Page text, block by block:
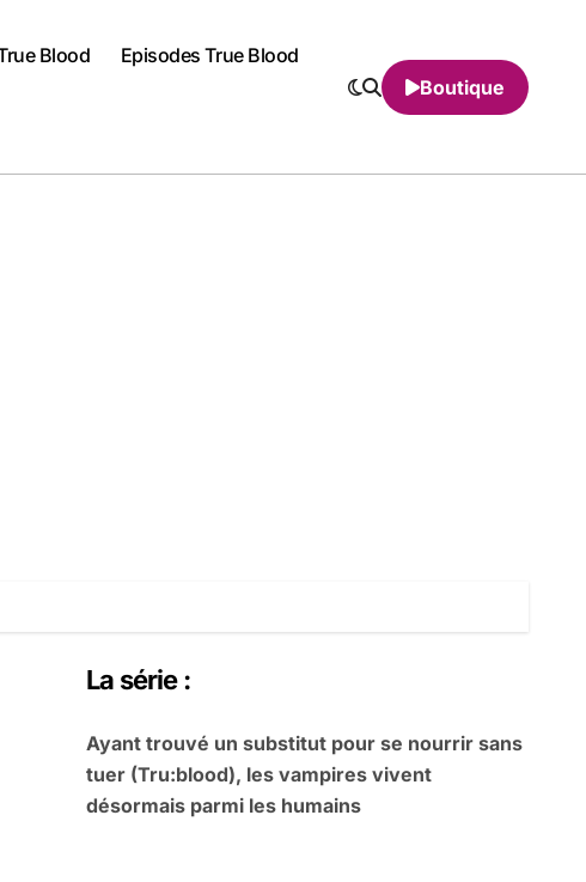
Blood Episodes True Blood
Boutique
La série :
Ayant trouvé un substitut pour se nourrir sans
tuer (Tru:blood), les vampires vivent
désormais parmi les humains